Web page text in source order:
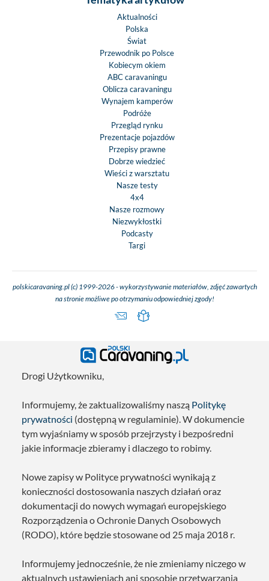
Aktualności
Polska
Świat
Przewodnik po Polsce
Kobiecym okiem
ABC caravaningu
Oblicza caravaningu
Wynajem kamperów
Podróże
Przegląd rynku
Prezentacje pojazdów
Przepisy prawne
Dobrze wiedzieć
Wieści z warsztatu
Nasze testy
4x4
Nasze rozmowy
Niezwykłostki
Podcasty
Targi
polskicaravaning.pl (c) 1999-2026 - wykorzystywanie materiałów, zdjęć zawartych
na stronie możliwe po otrzymaniu odpowiedniej zgody!
Drogi Użytkowniku,
Informujemy, że zaktualizowaliśmy naszą Politykę
prywatności (dostępną w regulaminie). W dokumencie
tym wyjaśniamy w sposób przejrzysty i bezpośredni
jakie informacje zbieramy i dlaczego to robimy.
Nowe zapisy w Polityce prywatności wynikają z
konieczności dostosowania naszych działań oraz
dokumentacji do nowych wymagań europejskiego
Rozporządzenia o Ochronie Danych Osobowych
(RODO), które będzie stosowane od 25 maja 2018 r.
Informujemy jednocześnie, że nie zmieniamy niczego w
aktualnych ustawieniach ani sposobie przetwarzania